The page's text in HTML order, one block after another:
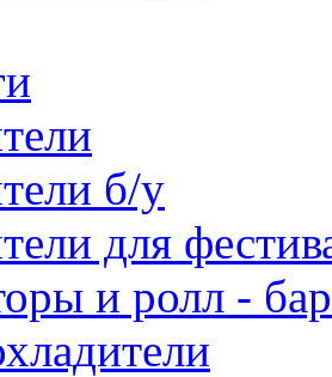
б/у
для
и ролл -